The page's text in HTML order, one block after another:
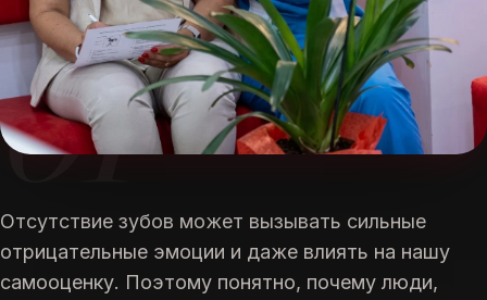
01
Отсутствие зубов может вызывать сильные
отрицательные эмоции и даже влиять на нашу
самооценку. Поэтому понятно, почему люди,